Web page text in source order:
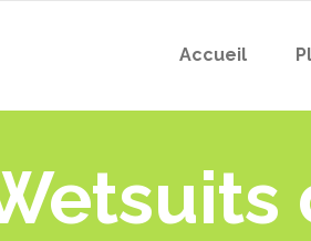
Accueil